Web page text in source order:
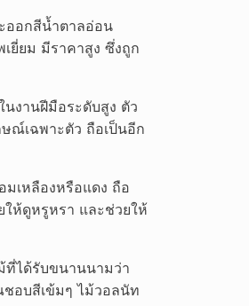
ะออกสีน้ำตาลอ่อน
ยี่ยม มีราคาสูง ซึ่งถูก
นงานฝีมือระดับสูง ตัว
ณ์เฉพาะตัว ถือเป็นอีก
มเหลืองหรือแดง ถือ
ห้ดูหรูหรา และช่วยให้
ที่ได้รับขนานนามว่า
ชอบสีเข้มๆ ไม้วอลนัท